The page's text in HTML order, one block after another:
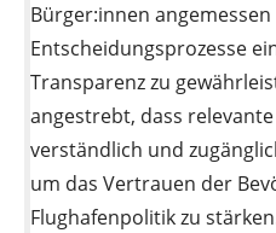
Bürger:innen angemessen
Entscheidungsprozesse
Transparenz zu
angestrebt, dass
verständlich und
um das Vertrauen der
Flughafenpolitik zu